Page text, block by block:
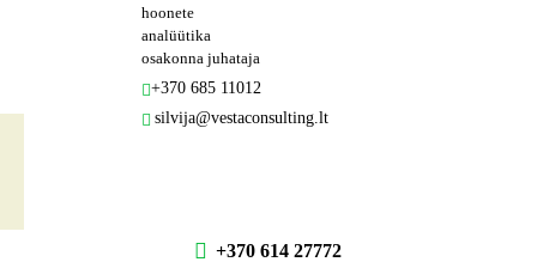
hoonete
analüütika
osakonna juhataja
+370 685 11012
silvija@vestaconsulting.lt
+370 614 27772